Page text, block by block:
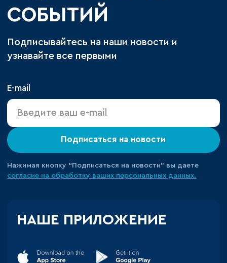
СОБЫТИЙ
Подписывайтесь на наши новости и
узнавайте все первыми
E-mail
Подписаться на новости
Нажимая кнопку “Подписаться на новости” вы даете
согласие на обработку ваших персональных данных.
НАШЕ ПРИЛОЖЕНИЕ